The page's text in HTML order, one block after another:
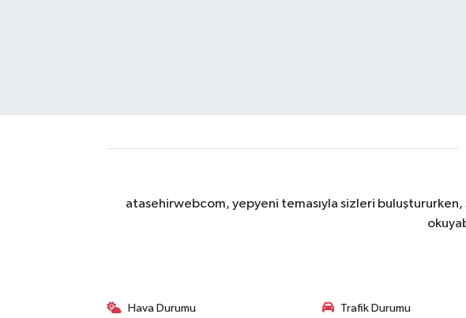
atasehirwebcom, yepyeni temasıyla sizleri
Hava Durumu Trafik Durumu